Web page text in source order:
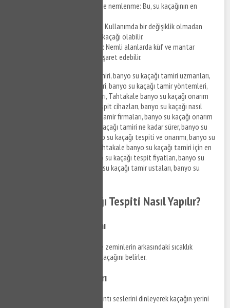
Duvarlarda veya zeminde nemlenme: Bu, su kaçağının en
Su faturasında ani artış: Kullanımda bir değişiklik olmadan
faturada artış varsa, su kaçağı olabilir.
Küf ve mantar oluşumu: Nemli alanlarda küf ve mantar
görülmesi, su kaçağına işaret edebilir.
Tahtakale banyo su kaçağı tamiri, banyo su kaçağı tamiri uzmanları,
banyo su kaçağı tespit ve tamiri, banyo su kaçağı tamir yöntemleri,
banyo su kaçağı onarım fiyatları, Tahtakale banyo su kaçağı onarım
hizmetleri, banyo su kaçağı tespit cihazları, banyo su kaçağı nasıl
onarılır, en iyi banyo su kaçağı tamir firmaları, banyo su kaçağı onarım
önerileri, Tahtakale banyo su kaçağı tamiri ne kadar sürer, banyo su
kaçağı tamiri nasıl yapılır, banyo su kaçağı tespiti ve onarımı, banyo su
kaçağı tamiri fiyat teklifleri, Tahtakale banyo su kaçağı tamiri için en
iyi yöntemler, Tahtakale banyo su kaçağı tespit fiyatları, banyo su
kaçağı onarım şirketleri, banyo su kaçağı tamir ustaları, banyo su
Tahtakale Su Kaçağı Tespiti Nasıl Yapılır?
Termal Kamera Kullanımı
Termal kameralar, duvarların ve zeminlerin arkasındaki sıcaklık
değişimlerini tespit ederek su kaçağını belirler.
Akustik Dinleme Cihazları
Bu cihazlar, suyun akışını ve sızıntı seslerini dinleyerek kaçağın yerini